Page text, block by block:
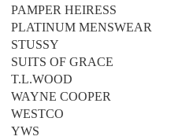
PAMPER HEIRESS
PLATINUM MENSWEAR
STUSSY
SUITS OF GRACE
T.L.WOOD
WAYNE COOPER
WESTCO
YWS